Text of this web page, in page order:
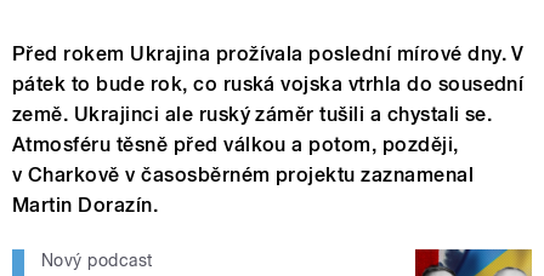
Před rokem Ukrajina prožívala poslední mírové dny. V
pátek to bude rok, co ruská vojska vtrhla do sousední
země. Ukrajinci ale ruský záměr tušili a chystali se.
Atmosféru těsně před válkou a potom, později,
v Charkově v časosběrném projektu zaznamenal
Martin Dorazín.
Nový podcast